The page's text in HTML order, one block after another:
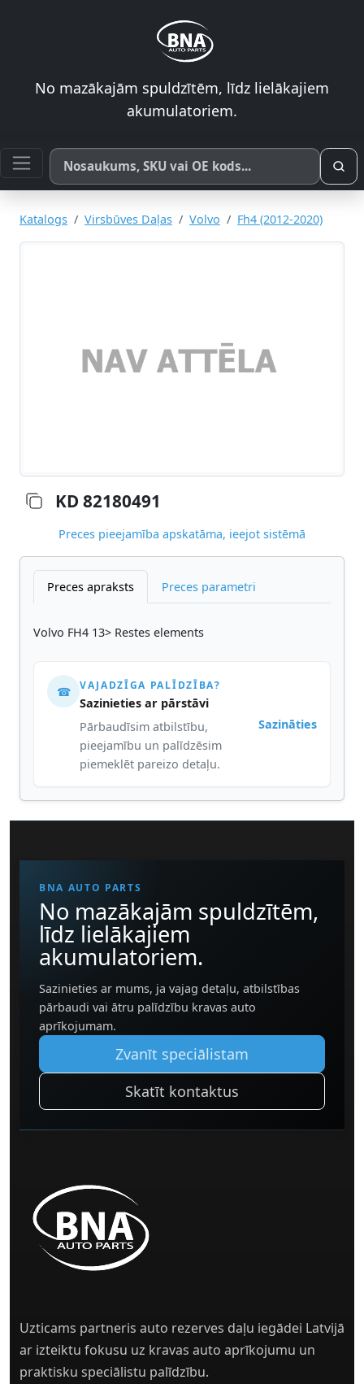
No mazākajām spuldzītēm, līdz lielākajiem
akumulatoriem.
Meklēt pēc produkta nosaukuma, SKU vai OE koda
Katalogs Virsbūves Daļas Volvo Fh4 (2012-2020)
KD 82180491
Preces pieejamība apskatāma, ieejot sistēmā
Preces apraksts Preces parametri
Volvo FH4 13> Restes elements
☎ VAJADZĪGA PALĪDZĪBA?
Sazinieties ar pārstāvi
Pārbaudīsim atbilstību,
pieejamību un palīdzēsim
piemeklēt pareizo detaļu.
Sazināties
BNA AUTO PARTS
No mazākajām spuldzītēm,
līdz lielākajiem
akumulatoriem.
Sazinieties ar mums, ja vajag detaļu, atbilstības
pārbaudi vai ātru palīdzību kravas auto
aprīkojumam.
Zvanīt speciālistam
Skatīt kontaktus
Uzticams partneris auto rezerves daļu iegādei Latvijā
ar izteiktu fokusu uz kravas auto aprīkojumu un
praktisku speciālistu palīdzību.